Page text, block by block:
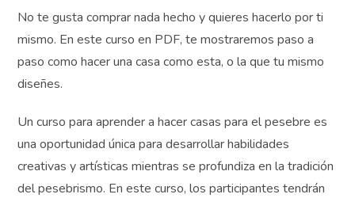
No te gusta comprar nada hecho y quieres hacerlo por ti
mismo. En este curso en PDF, te mostraremos paso a
paso como hacer una casa como esta, o la que tu mismo
diseñes.
Un curso para aprender a hacer casas para el pesebre es
una oportunidad única para desarrollar habilidades
creativas y artísticas mientras se profundiza en la tradición
del pesebrismo. En este curso, los participantes tendrán